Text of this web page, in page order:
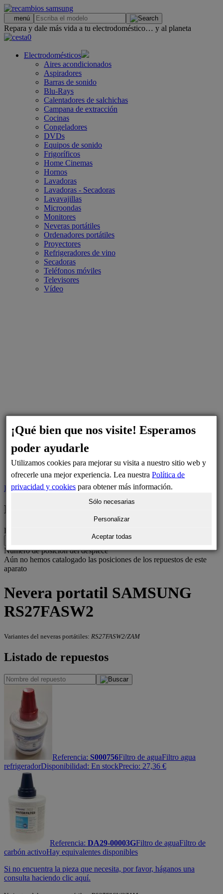
menú
Repara y dale más vida a tu electrodoméstico… y al planeta
0
Electrodomésticos
Aires acondicionados
Aspiradores
Barras de sonido
Blu-Rays
Calentadores de salchichas
Campana de extracción
Cocinas
Congeladores
DVDs
Equipos de sonido
Frigoríficos
Home Cinemas
Hornos
Lavadoras
Lavadoras - Secadoras
Lavavajillas
Microondas
Monitores
Neveras portátiles
Ordenadores portátiles
Proyectores
Refrigeradores de vino
Secadoras
Teléfonos móviles
Televisores
Vídeo
Consultas habituales
Contacto
Inicio>Neveras portátiles Samsung>RS27FASW2
Filtros
Localizar componentes para este electrodoméstico:
Número de posición del despiece
Aún no hemos catalogado las posiciones de los repuestos de este
aparato
Nevera portatil SAMSUNG
RS27FASW2
Variantes del neveras portátiles: RS27FASW2/ZAM
Listado de repuestos
Referencia: S000756Filtro de aguaFiltro agua
refrigeradorDisponibilidad: En stockPrecio: 27,36 €
Referencia: DA29-00003GFiltro de aguaFiltro de
carbón activoHay equivalentes disponibles
Si no encuentra la pieza que necesita, por favor, háganos una
consulta haciendo clic aquí.
¡Qué bien que nos visite! Esperamos
poder ayudarle
Utilizamos cookies para mejorar su visita a nuestro sitio web y
ofrecerle una mejor experiencia. Lea nuestraPolítica de
privacidad y cookies para obtener más información.
Sólo necesarias
Personalizar
Aceptar todas